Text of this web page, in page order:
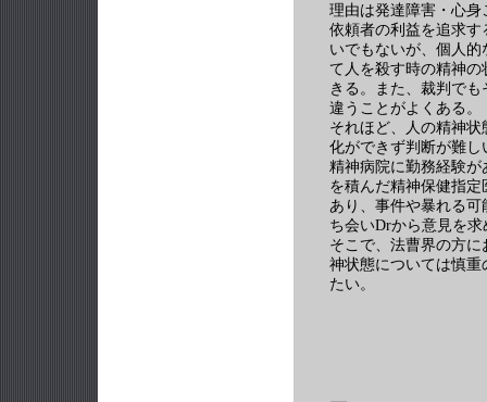
理由は発達障害・心
依頼者の利益を追求
いでもないが、個人
て人を殺す時の精神
きる。また、裁判で
違うことがよくある。
それほど、人の精神
化ができず判断が難
精神病院に勤務経験
を積んだ精神保健指
あり、事件や暴れる
ち会いDrから意見を
そこで、法曹界の方
神状態については慎
たい。